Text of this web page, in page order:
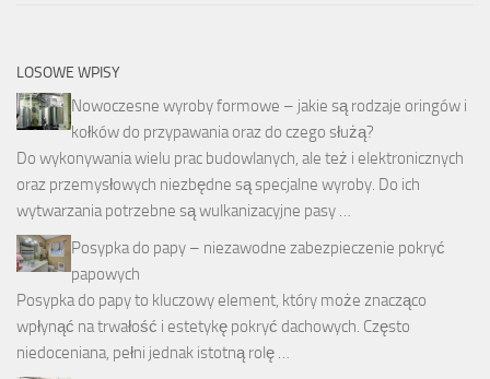
LOSOWE WPISY
Nowoczesne wyroby formowe – jakie są rodzaje oringów i
kołków do przypawania oraz do czego służą?
Do wykonywania wielu prac budowlanych, ale też i elektronicznych
oraz przemysłowych niezbędne są specjalne wyroby. Do ich
wytwarzania potrzebne są wulkanizacyjne pasy …
Posypka do papy – niezawodne zabezpieczenie pokryć
papowych
Posypka do papy to kluczowy element, który może znacząco
wpłynąć na trwałość i estetykę pokryć dachowych. Często
niedoceniana, pełni jednak istotną rolę …